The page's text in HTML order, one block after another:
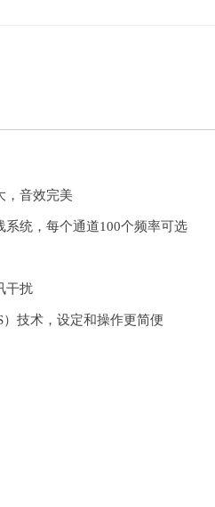
，音效完美
系统，每个通道100个频率可选
干扰
）技术，设定和操作更简便